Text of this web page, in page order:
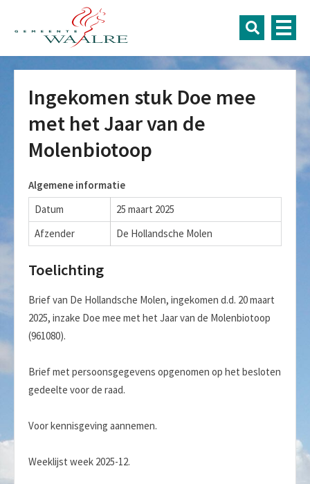
Ingekomen stuk Doe mee
met het Jaar van de
Molenbiotoop
Algemene informatie
Datum
25 maart 2025
Afzender
De Hollandsche Molen
Toelichting
Brief van De Hollandsche Molen, ingekomen d.d. 20 maart
2025, inzake Doe mee met het Jaar van de Molenbiotoop
(961080).
Brief met persoonsgegevens opgenomen op het besloten
gedeelte voor de raad.
Voor kennisgeving aannemen.
Weeklijst week 2025-12.